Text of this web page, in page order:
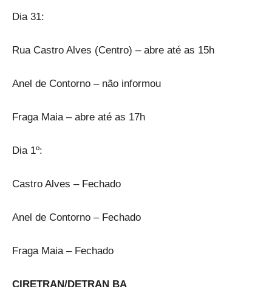
Dia 31:
Rua Castro Alves (Centro) – abre até as 15h
Anel de Contorno – não informou
Fraga Maia – abre até as 17h
Dia 1º:
Castro Alves – Fechado
Anel de Contorno – Fechado
Fraga Maia – Fechado
CIRETRAN/DETRAN BA